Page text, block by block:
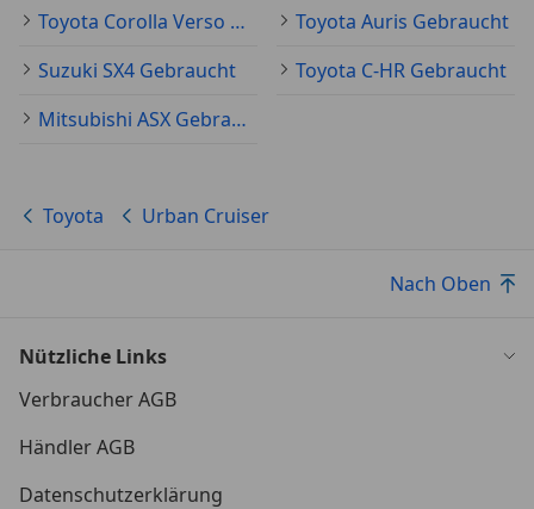
Toyota Corolla Verso Gebraucht
Toyota Auris Gebraucht
Suzuki SX4 Gebraucht
Toyota C-HR Gebraucht
Mitsubishi ASX Gebraucht
Toyota Urban Cruiser
Nach Oben
Nützliche Links
Verbraucher AGB
Händler AGB
Datenschutzerklärung